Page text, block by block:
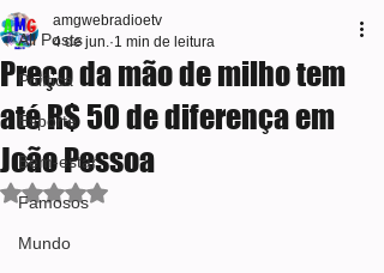
All Posts
Política
Esporte
Bem-estar
Famosos
Mundo
Preço da mão de milho tem
até R$ 50 de diferença em
João Pessoa
amgwebradioetv
4 de jun. 1 min de leitura
Avaliado com NaN de 5 estrelas.